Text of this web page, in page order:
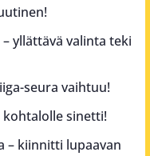
yllättävä valinta teki
seura vaihtuu!
kohtalolle sinetti!
– kiinnitti lupaavan